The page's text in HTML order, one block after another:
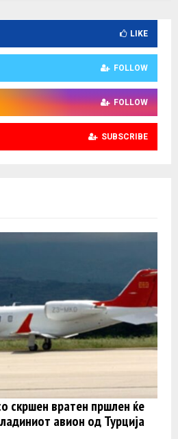
LIKE
FOLLOW
FOLLOW
SUBSCRIBE
скршен вратен пршлен ќе
авион од Турција